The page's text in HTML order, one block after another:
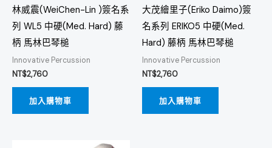
林威震(WeiChen-Lin )簽名系
列 WL5 中硬(Med. Hard) 藤
柄 馬林巴琴槌
Innovative Percussion
NT$2,760
加入購物車
大茂繪里子(Eriko Daimo)簽
名系列 ERIKO5 中硬(Med.
Hard) 藤柄 馬林巴琴槌
Innovative Percussion
NT$2,760
加入購物車